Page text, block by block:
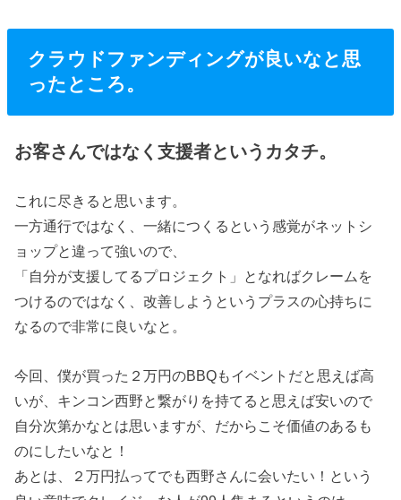
クラウドファンディングが良いなと思
ったところ。
お客さんではなく支援者というカタチ。
これに尽きると思います。
一方通行ではなく、一緒につくるという感覚がネットシ
ョップと違って強いので、
「自分が支援してるプロジェクト」となればクレームを
つけるのではなく、改善しようというプラスの心持ちに
なるので非常に良いなと。
今回、僕が買った２万円のBBQもイベントだと思えば高
いが、キンコン西野と繋がりを持てると思えば安いので
自分次第かなとは思いますが、だからこそ価値のあるも
のにしたいなと！
あとは、２万円払ってでも西野さんに会いたい！という